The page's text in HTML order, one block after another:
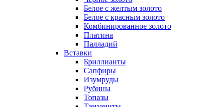
Белое с желтым золото
Белое с красным золото
Комбинированное золото
Платина
Палладий
Вставки
Бриллианты
Сапфиры
Изумруды
Рубины
Топазы